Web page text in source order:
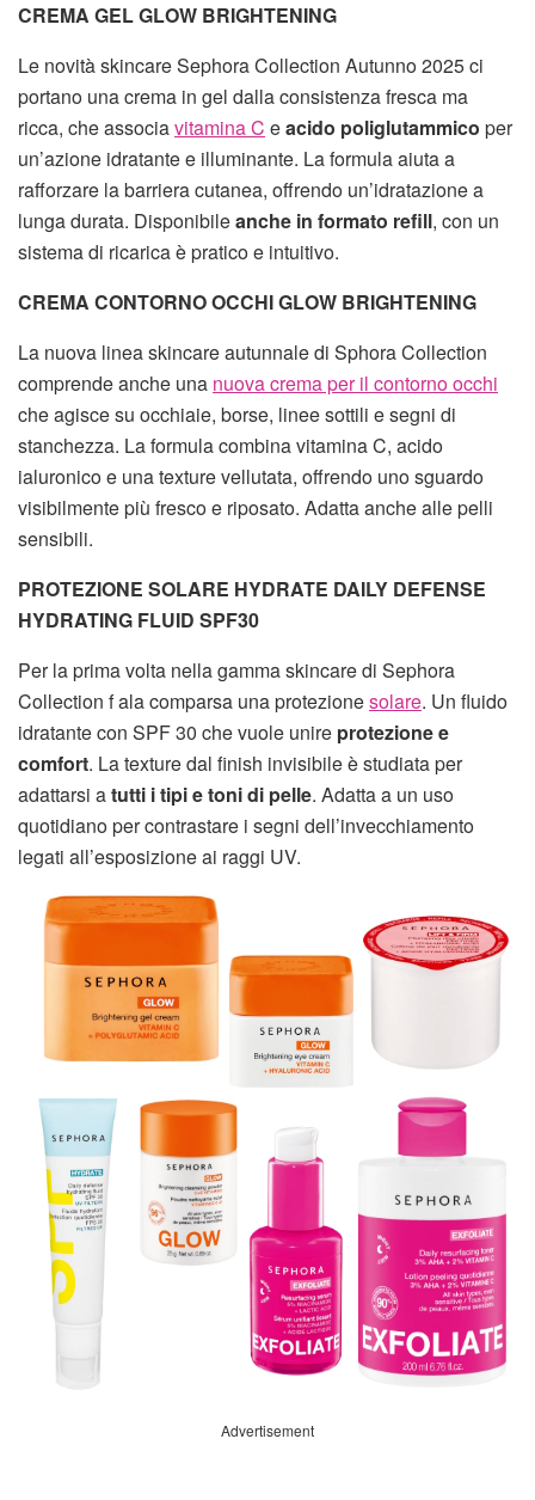
CREMA GEL GLOW BRIGHTENING
Le novità skincare Sephora Collection Autunno 2025 ci
portano una crema in gel dalla consistenza fresca ma
ricca, che associavitamina C eacido poliglutammico per
un’azione idratante e illuminante. La formula aiuta a
rafforzare la barriera cutanea, offrendo un’idratazione a
lunga durata. Disponibileanche in formato refill, con un
sistema di ricarica è pratico e intuitivo.
CREMA CONTORNO OCCHI GLOW BRIGHTENING
La nuova linea skincare autunnale di Sphora Collection
comprende anche una nuova crema per il contorno occhi
che agisce su occhiaie, borse, linee sottili e segni di
stanchezza. La formula combina vitamina C, acido
ialuronico e una texture vellutata, offrendo uno sguardo
visibilmente più fresco e riposato. Adatta anche alle pelli
sensibili.
PROTEZIONE SOLARE HYDRATE DAILY DEFENSE
HYDRATING FLUID SPF30
Per la prima volta nella gamma skincare di Sephora
Collection f ala comparsa una protezionesolare. Un fluido
idratante con SPF 30 che vuole unire protezione e
comfort. La texture dal finish invisibile è studiata per
adattarsi atutti i tipi e toni di pelle. Adatta a un uso
quotidiano per contrastare i segni dell’invecchiamento
legati all’esposizione ai raggi UV.
Advertisement